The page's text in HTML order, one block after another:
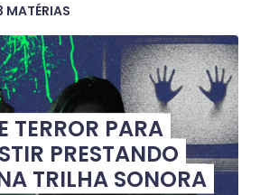
MATÉRIAS
TERROR PARA
PRESTANDO
TRILHA SONORA